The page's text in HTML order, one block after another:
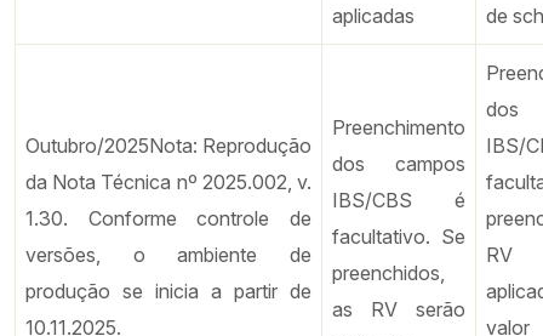
aplicadas
de
Outubro/2025Nota: Reprodução
da Nota Técnica nº 2025.002, v.
1.30. Conforme controle de
versões, o ambiente de
produção se inicia a partir de
10.11.2025.
Preenchimento
dos campos
IBS/CBS é
facultativo. Se
preenchidos,
as RV serão
dos
RV